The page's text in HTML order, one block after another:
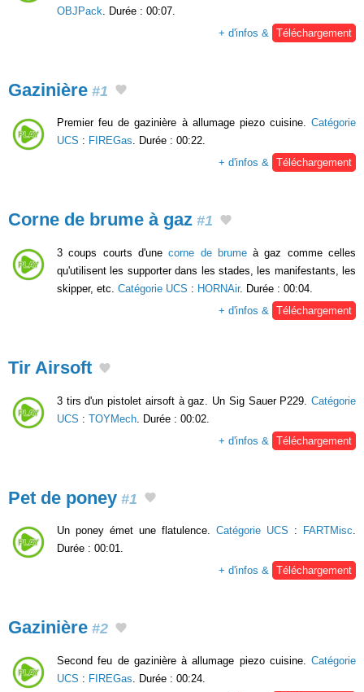
OBJPack . Durée : 00:07.
+ d'infos &
Téléchargement
Gazinière #1
Premier feu de gazinière à allumage piezo cuisine. Catégorie
UCS : FIREGas. Durée : 00:22.
+ d'infos & Téléchargement
Corne de brume à gaz #1
3 coups courts d'unecorne de brumeà gaz comme celles
qu'utilisent les supporter dans les stades, les manifestants, les
skipper, etc. Catégorie UCS : HORNAir. Durée : 00:04.
+ d'infos &
Téléchargement
Tir Airsoft
3 tirs d'un pistolet airsoft à gaz. Un Sig Sauer P229. Catégorie
UCS : TOYMech . Durée : 00:02.
+ d'infos &
Téléchargement
Pet de poney #1
Un poney émet une flatulence. Catégorie UCS : FARTMisc.
Durée : 00:01.
+ d'infos & Téléchargement
Gazinière #2
Second feu de gazinière à allumage piezo cuisine. Catégorie
UCS : FIREGas . Durée : 00:24.